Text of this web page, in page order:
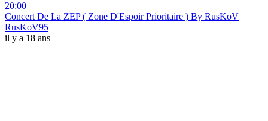
20:00
Concert De La ZEP ( Zone D'Espoir Prioritaire ) By RusKoV
RusKoV95
il y a 18 ans